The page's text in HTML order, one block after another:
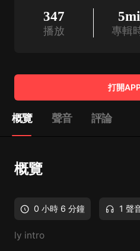
347
播放 專輯
打開
概覽 聲音 評論
概覽
0 小時 6 分鐘 1 聲
ly intro